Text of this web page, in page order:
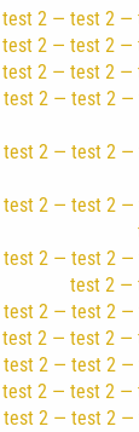
2 — test 2
2 — test 2
2 — test 2
2 — test 2
2 — test 2
2 — test 2
2 — test 2
test 2 —
2 — test 2
test 2 — test 2 —
2 — test 2
2 — test 2
2 — test 2